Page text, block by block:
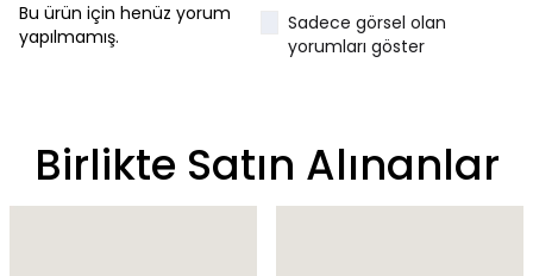
Bu ürün için henüz yorum
yapılmamış.
Sadece görsel olan
yorumları göster
Birlikte Satın Alınanlar